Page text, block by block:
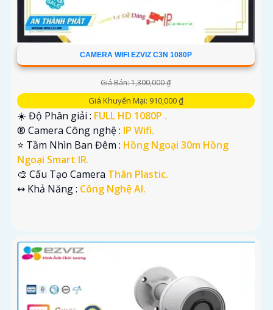
CAMERA WIFI EZVIZ C3N 1080P
Giá Bán: 1,300,000 ₫
Giá Khuyến Mại: 910,000 ₫
☀️ Độ Phân giải : FULL HD 1080P .
®️ Camera Công nghệ : IP Wifi.
⭐ Tầm Nhìn Ban Đêm : Hồng Ngoại 30m Hồng
Ngoại Smart IR.
🎨 Cấu Tạo Camera Thân Plastic.
️↭ Khả Năng : Công Nghệ AI.